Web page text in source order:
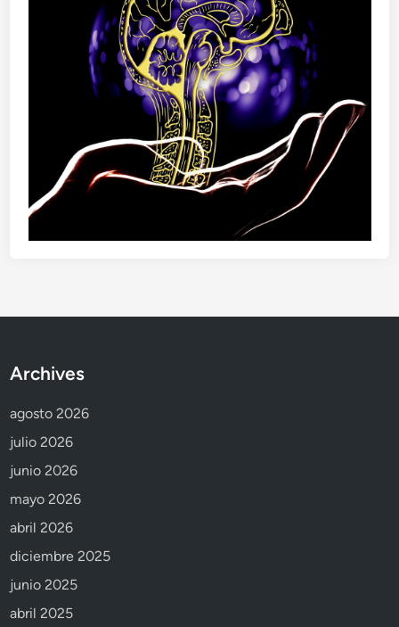
Archives
agosto 2026
julio 2026
junio 2026
mayo 2026
abril 2026
diciembre 2025
junio 2025
abril 2025